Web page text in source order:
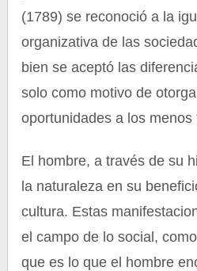
(1789) se reconoció a la
organizativa de las
bien se aceptó las
solo como motivo de
oportunidades a los menos
El hombre, a través de su
la naturaleza en su
cultura. Estas
el campo de lo social,
que es lo que el hombre